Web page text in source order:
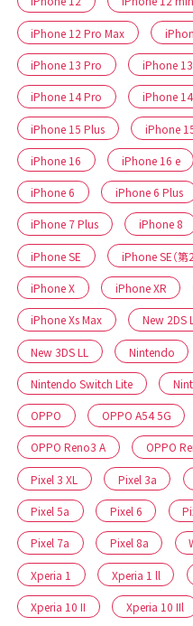
iPhone 12 Pro Max
iPhone 13 Pro iPhone
iPhone 14 Pro iPhone
iPhone 15 Plus iPhone
iPhone 16 iPhone 16 e
iPhone 6 iPhone 6 Plus
iPhone 7 Plus iPhone 8
iPhone SE iPhone SE（第
iPhone X iPhone XR
iPhone Xs Max New 2DS
New 3DS LL Nintendo
Nintendo Switch Lite
OPPO OPPO A54 5G
OPPO Reno3 A OPPO
Pixel 3 XL Pixel 3a
Pixel 5a Pixel 6
Pixel 7a Pixel 8a
Xperia 1 Xperia 1 ll
Xperia 10 II Xperia 10 IIl